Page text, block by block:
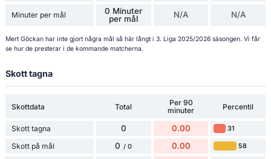
Minuter per mål
0 Minuter
per mål
N/A N/A
Mert Göckan har inte gjort några mål så här långt i 3. Liga 2025/2026 säsongen. Vi får
se hur de presterar i de kommande matcherna.
Skott tagna
Skottdata Total
Per 90
minuter
Percentil
Skott tagna 0 0.00 31
Skott på mål 0 / 0 0.00 58